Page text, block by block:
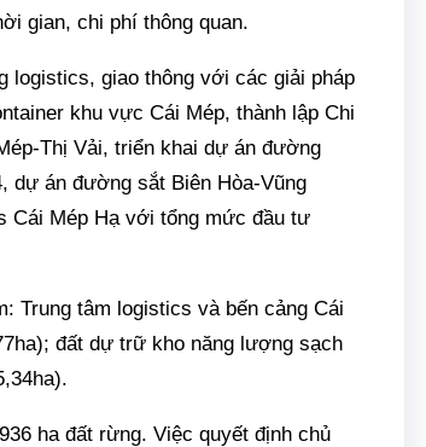
gian, chi phí thông quan.
logistics, giao thông với các giải pháp
khu vực Cái Mép, thành lập Chi
Thị Vải, triển khai dự án đường
dự án đường sắt Biên Hòa-Vũng
Cái Mép Hạ với tổng mức đầu tư
Trung tâm logistics và bến cảng Cái
đất dự trữ kho năng lượng sạch
ha đất rừng. Việc quyết định chủ